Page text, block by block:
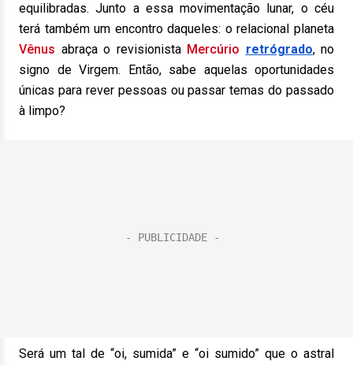
equilibradas. Junto a essa movimentação lunar, o céu
terá também um encontro daqueles: o relacional planeta
Vênus abraça o revisionista Mercúrio retrógrado, no
signo de Virgem. Então, sabe aquelas oportunidades
únicas para rever pessoas ou passar temas do passado
à limpo?
Será um tal de “oi, sumida” e “oi sumido” que o astral